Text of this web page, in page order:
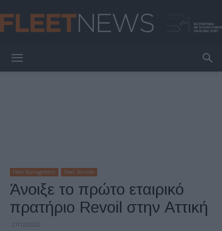
Fleet Management Fleet Services
Άνοιξε το πρώτο εταιρικό
πρατήριο Revoil στην Αττική
27/12/2022